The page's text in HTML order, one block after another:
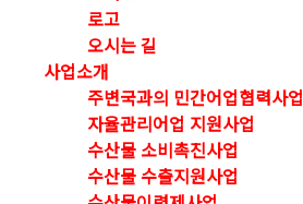
로고
오시는 길
사업소개
주변국과의 민간어업협력사업
자율관리어업 지원사업
수산물 소비촉진사업
수산물 수출지원사업